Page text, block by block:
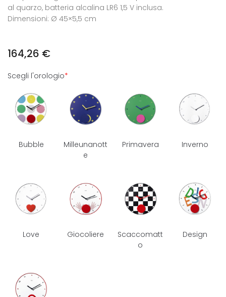
al quarzo, batteria alcalina LR6 1,5 V inclusa.
Dimensioni: Ø 45×5,5 cm
164,26 €
Scegli l'orologio*
Bubble
Milleunanott
e
Primavera Inverno
Love Giocoliere
Scaccomatt
o
Design